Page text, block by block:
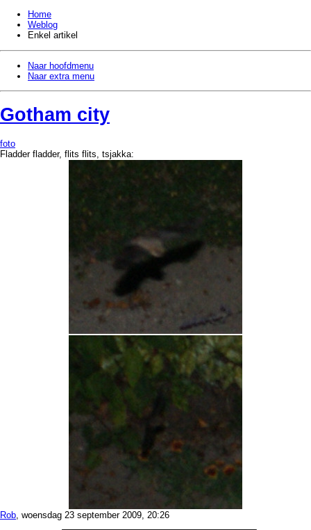
Home
Weblog
Enkel artikel
Naar hoofdmenu
Naar extra menu
Gotham city
foto
Fladder fladder, flits flits, tsjakka:
Rob, woensdag 23 september 2009, 20:26